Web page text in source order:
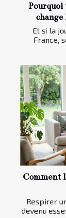
Pourquoi
Et si la
France,
Comment
Respirer
devenu